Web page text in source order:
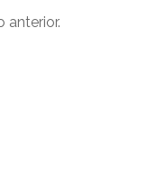
anterior.